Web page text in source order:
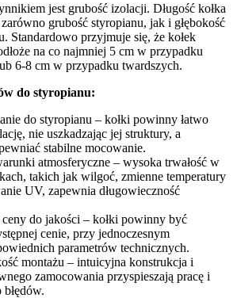
jest grubość izolacji. Długość kołka
grubość styropianu, jak i głębokość
Standardowo przyjmuje się, że kołek
na co najmniej 5 cm w przypadku
6-8 cm w przypadku twardszych.
do styropianu:
do styropianu – kołki powinny łatwo
nie uszkadzając jej struktury, a
stabilne mocowanie.
atmosferyczne – wysoka trwałość w
takich jak wilgoć, zmienne temperatury
UV, zapewnia długowieczność
do jakości – kołki powinny być
cenie, przy jednoczesnym
parametrów technicznych.
montażu – intuicyjna konstrukcja i
zamocowania przyspieszają pracę i